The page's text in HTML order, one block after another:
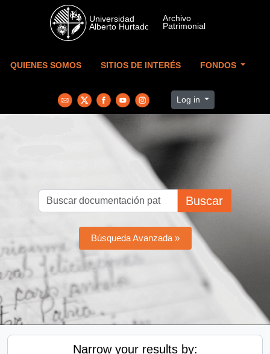
Skip to main content
QUIENES SOMOS SITIOS DE INTERÉS FONDOS
Log in
Buscar
Búsqueda Avanzada »
Narrow your results by: